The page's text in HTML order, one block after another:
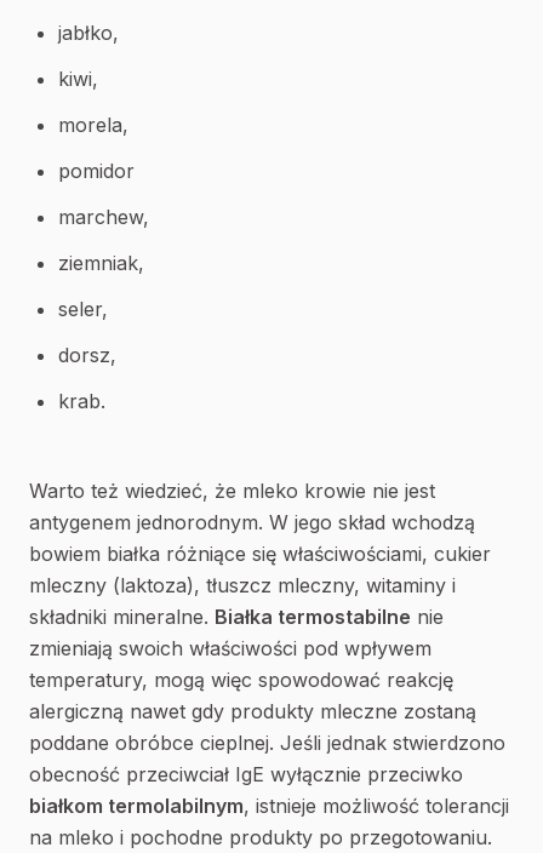
jabłko,
kiwi,
morela,
pomidor
marchew,
ziemniak,
seler,
dorsz,
krab.
Warto też wiedzieć, że mleko krowie nie jest
antygenem jednorodnym. W jego skład wchodzą
bowiem białka różniące się właściwościami, cukier
mleczny (laktoza), tłuszcz mleczny, witaminy i
składniki mineralne. Białka termostabilne nie
zmieniają swoich właściwości pod wpływem
temperatury, mogą więc spowodować reakcję
alergiczną nawet gdy produkty mleczne zostaną
poddane obróbce cieplnej. Jeśli jednak stwierdzono
obecność przeciwciał IgE wyłącznie przeciwko
białkom termolabilnym, istnieje możliwość tolerancji
na mleko i pochodne produkty po przegotowaniu.